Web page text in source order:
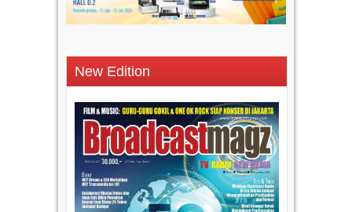
New Edition